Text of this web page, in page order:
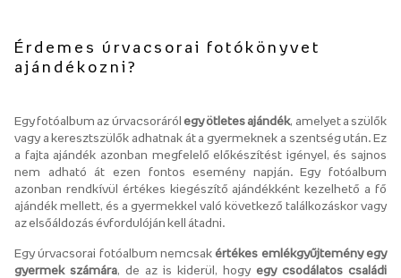
Érdemes úrvacsorai fotókönyvet
ajándékozni?
Egy fotóalbum az úrvacsoráról egy ötletes ajándék, amelyet a szülők
vagy a keresztszülők adhatnak át a gyermeknek a szentség után. Ez
a fajta ajándék azonban megfelelő előkészítést igényel, és sajnos
nem adható át ezen fontos esemény napján. Egy fotóalbum
azonban rendkívül értékes kiegészítő ajándékként kezelhető a fő
ajándék mellett, és a gyermekkel való következő találkozáskor vagy
az elsőáldozás évfordulóján kell átadni.
Egy úrvacsorai fotóalbum nemcsak értékes emlékgyűjtemény egy
gyermek számára , de az is kiderül, hogy egy csodálatos családi